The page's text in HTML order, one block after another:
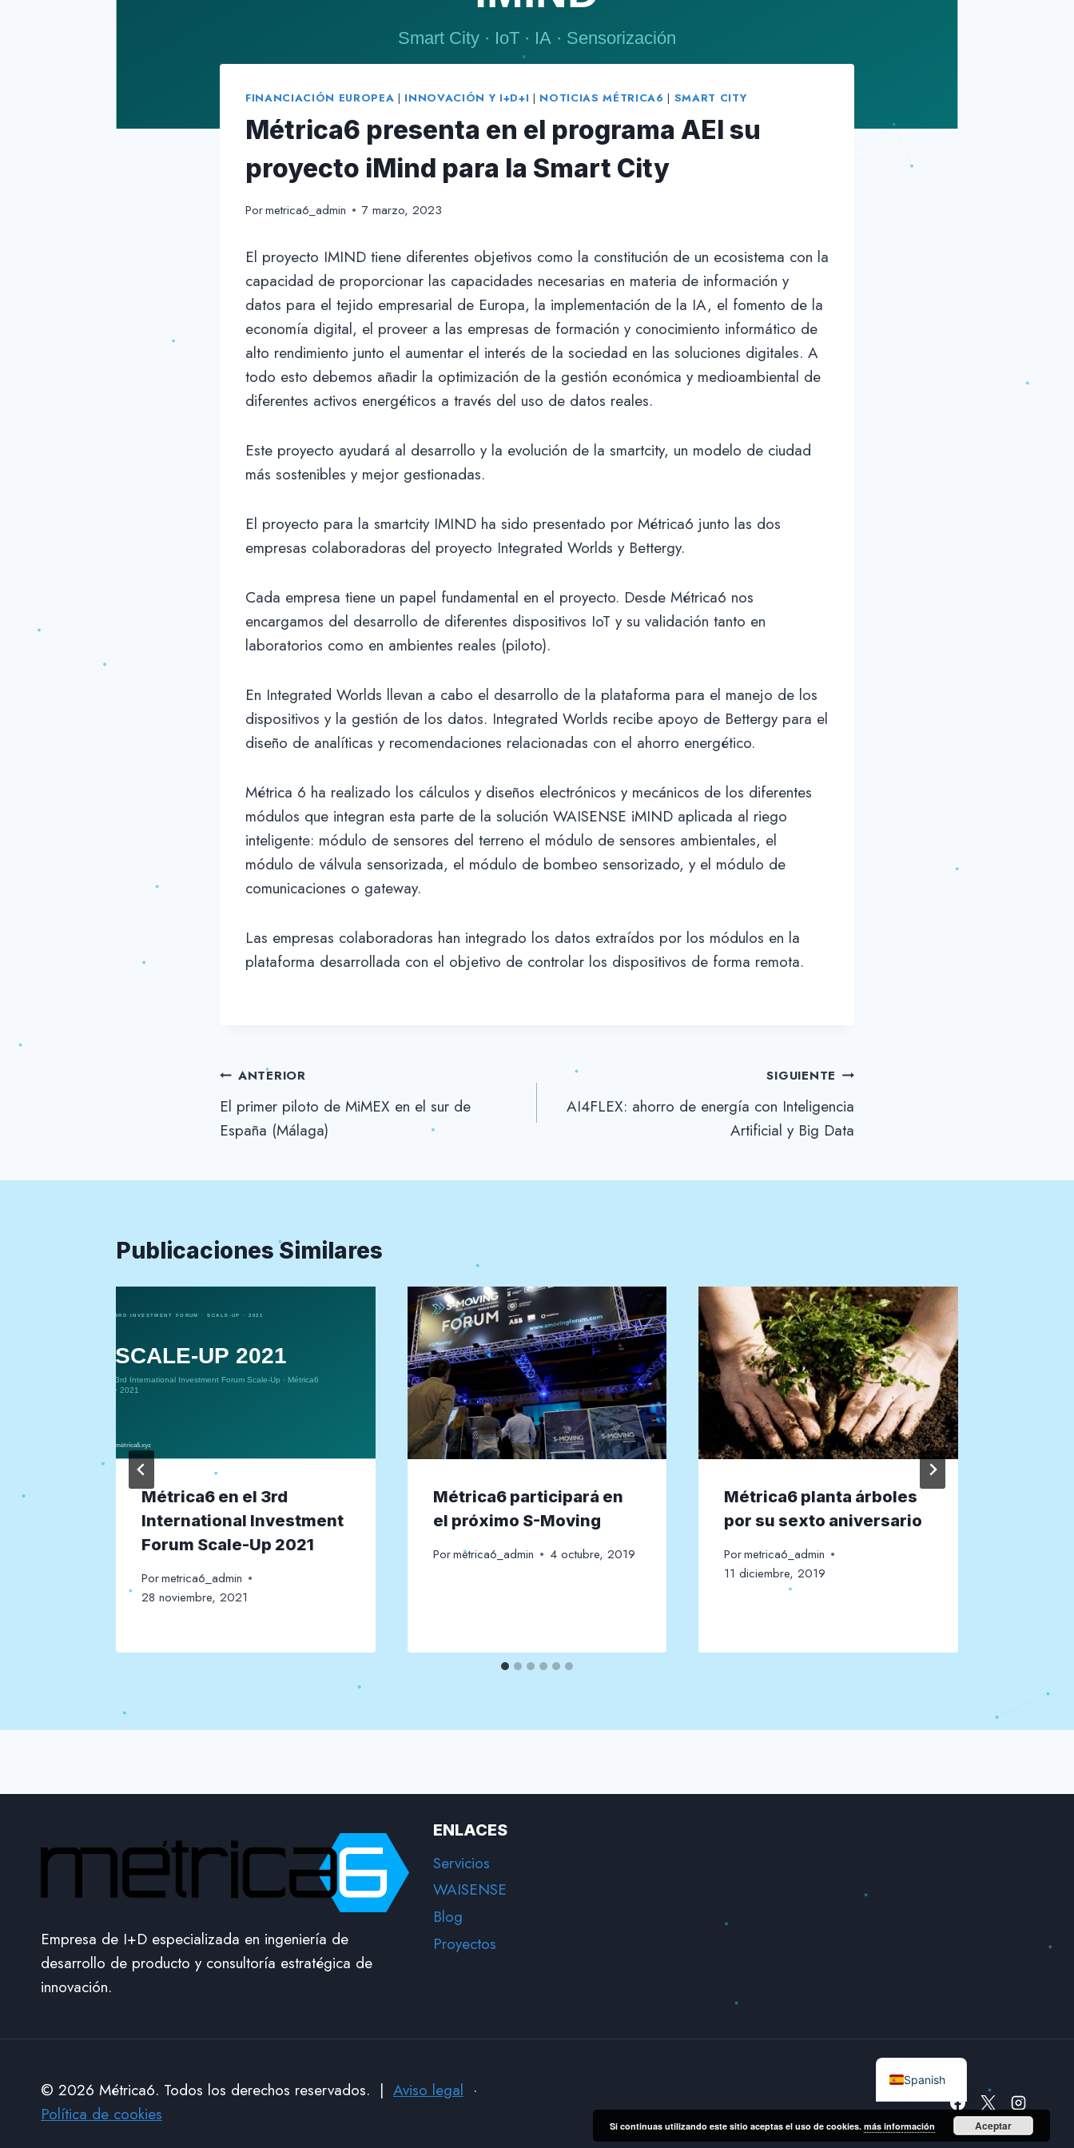
FINANCIACIÓN EUROPEA | INNOVACIÓN Y I+D+I | NOTICIAS MÉTRICA6 | SMART CITY
Métrica6 presenta en el programa AEI su
proyecto iMind para la Smart City
Pormetrica6_admin 7 marzo, 2023
El proyecto IMIND tiene diferentes objetivos como la constitución de un ecosistema con la
capacidad de proporcionar las capacidades necesarias en materia de información y
datos para el tejido empresarial de Europa, la implementación de la IA, el fomento de la
economía digital, el proveer a las empresas de formación y conocimiento informático de
alto rendimiento junto el aumentar el interés de la sociedad en las soluciones digitales. A
todo esto debemos añadir la optimización de la gestión económica y medioambiental de
diferentes activos energéticos a través del uso de datos reales.
Este proyecto ayudará al desarrollo y la evolución de la smartcity, un modelo de ciudad
más sostenibles y mejor gestionadas.
El proyecto para la smartcity IMIND ha sido presentado por Métrica6 junto las dos
empresas colaboradoras del proyecto Integrated Worlds y Bettergy.
Cada empresa tiene un papel fundamental en el proyecto. Desde Métrica6 nos
encargamos del desarrollo de diferentes dispositivos IoT y su validación tanto en
laboratorios como en ambientes reales (piloto).
En Integrated Worlds llevan a cabo el desarrollo de la plataforma para el manejo de los
dispositivos y la gestión de los datos. Integrated Worlds recibe apoyo de Bettergy para el
diseño de analíticas y recomendaciones relacionadas con el ahorro energético.
Métrica 6 ha realizado los cálculos y diseños electrónicos y mecánicos de los diferentes
módulos que integran esta parte de la solución WAISENSE iMIND aplicada al riego
inteligente: módulo de sensores del terreno el módulo de sensores ambientales, el
módulo de válvula sensorizada, el módulo de bombeo sensorizado, y el módulo de
comunicaciones o gateway.
Las empresas colaboradoras han integrado los datos extraídos por los módulos en la
plataforma desarrollada con el objetivo de controlar los dispositivos de forma remota.
Navegación
de
entradas
ANTERIOR
El primer piloto de MiMEX en el sur de
España (Málaga)
SIGUIENTE
AI4FLEX: ahorro de energía con Inteligencia
Artificial y Big Data
Publicaciones Similares
la
Métrica6 en el 3rd
International Investment
Forum Scale-Up 2021
Pormetrica6_admin
28 noviembre, 2021
Métrica6 participará en
el próximo S-Moving
Pormetrica6_admin 4 octubre, 2019
Métrica6 planta árboles
por su sexto aniversario
Pormetrica6_admin
11 diciembre, 2019
Empresa de I+D especializada en ingeniería de
desarrollo de producto y consultoría estratégica de
innovación.
ENLACES
Servicios
WAISENSE
Blog
Proyectos
© 2026 Métrica6. Todos los derechos reservados. | Aviso legal ·
Política de cookies
Spanish
Si continuas utilizando este sitio aceptas el uso de cookies. más información Aceptar